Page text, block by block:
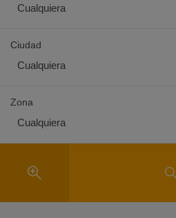
Cualquiera
Ciudad
Cualquiera
Zona
Cualquiera